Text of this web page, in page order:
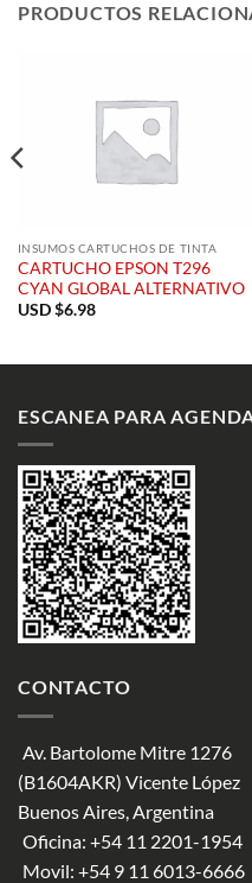
PRODUCTOS
INSUMOS CARTUCHOS DE TINTA
CARTUCHO EPSON T296
CYAN GLOBAL ALTERNATIVO
USD $6.98
ESCANEA PARA
CONTACTO
Av. Bartolome Mitre 1276
(B1604AKR) Vicente López
Buenos Aires, Argentina
Oficina: +54 11 2201-1954
Movil: +54 9 11 6013-6666